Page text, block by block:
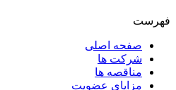
فهرست
صفحه اصلی
شرکت ها
مناقصه ها
مزایای عضویت